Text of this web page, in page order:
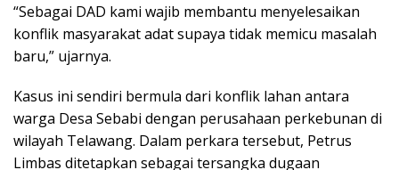
“Sebagai DAD kami wajib membantu menyelesaikan
konflik masyarakat adat supaya tidak memicu masalah
baru,” ujarnya.
Kasus ini sendiri bermula dari konflik lahan antara
warga Desa Sebabi dengan perusahaan perkebunan di
wilayah Telawang. Dalam perkara tersebut, Petrus
Limbas ditetapkan sebagai tersangka dugaan